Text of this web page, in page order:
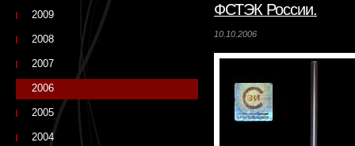
ФСТЭК России.
10.10.2006
2009
2008
2007
2006
2005
2004